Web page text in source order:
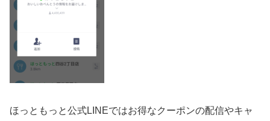
ほっともっと公式LINEではお得なクーポンの配信やキャ